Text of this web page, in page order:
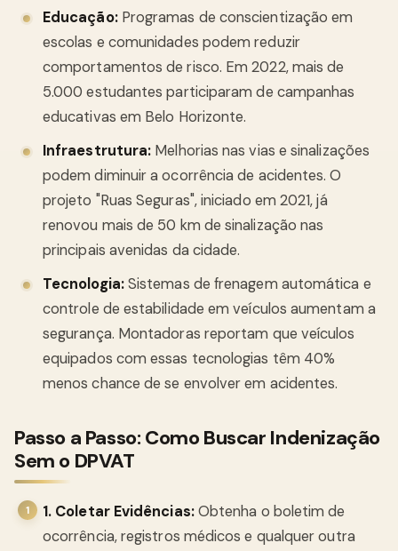
Educação:Programas de conscientização em
escolas e comunidades podem reduzir
comportamentos de risco. Em 2022, mais de
5.000 estudantes participaram de campanhas
educativas em Belo Horizonte.
Infraestrutura: Melhorias nas vias e sinalizações
podem diminuir a ocorrência de acidentes. O
projeto "Ruas Seguras", iniciado em 2021, já
renovou mais de 50 km de sinalização nas
principais avenidas da cidade.
Tecnologia:Sistemas de frenagem automática e
controle de estabilidade em veículos aumentam a
segurança. Montadoras reportam que veículos
equipados com essas tecnologias têm 40%
menos chance de se envolver em acidentes.
Passo a Passo: Como Buscar Indenização
Sem o DPVAT
1. Coletar Evidências:Obtenha o boletim de
ocorrência, registros médicos e qualquer outra